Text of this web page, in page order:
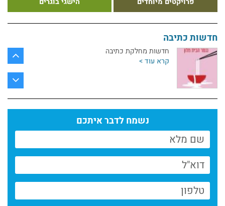
חדשות כתיבה
חדשות מחלקת כתיבה: ספרים, שירה ויצירה מעבר
חדשות מחלקת כתיבה
קרא עוד >
בשמונה פרגמנטים
קרא עוד >
חדשות מחלקת כתיבה | דצמבר
חדשות מחלקת כתיבה | אוקטובר
קרא עוד >
נשמח לדבר איתכם